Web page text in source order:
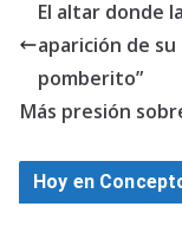
El altar donde
aparición de
pomberito”
Más presión
Hoy en